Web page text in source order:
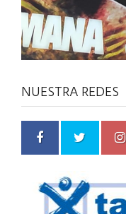
NUESTRA REDES